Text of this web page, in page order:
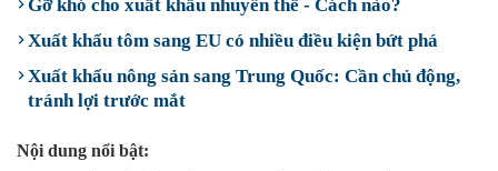
Gỡ khó cho xuất khẩu nhuyễn thể - Cách nào?
Xuất khẩu tôm sang EU có nhiều điều kiện bứt phá
Xuất khẩu nông sản sang Trung Quốc: Cần chủ động,
tránh lợi trước mắt
Nội dung nổi bật: